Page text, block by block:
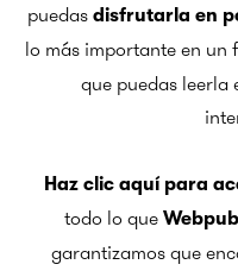
puedas disfrutarla en
lo más importante en un
que puedas leerla
Haz clic aquí para
todo lo que
garantizamos que